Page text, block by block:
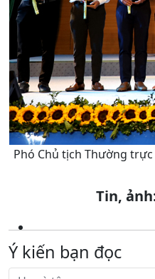
Phó Chủ tịch Thường
Tin,
Ý kiến bạn đọc